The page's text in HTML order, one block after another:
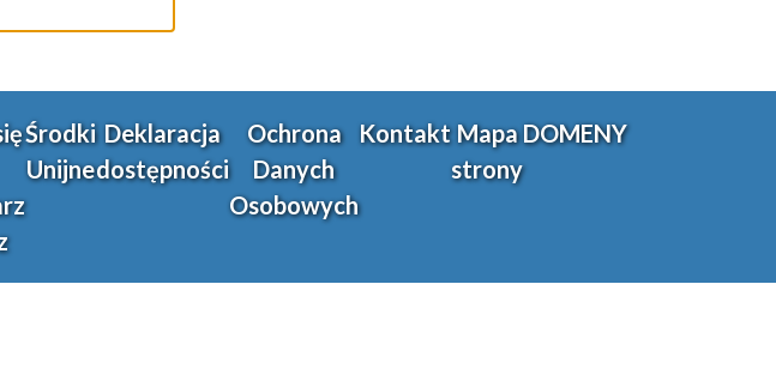
Środki
Unijne
Deklaracja
dostępności
Ochrona
Danych
Osobowych
Kontakt Mapa
strony
DOMENY